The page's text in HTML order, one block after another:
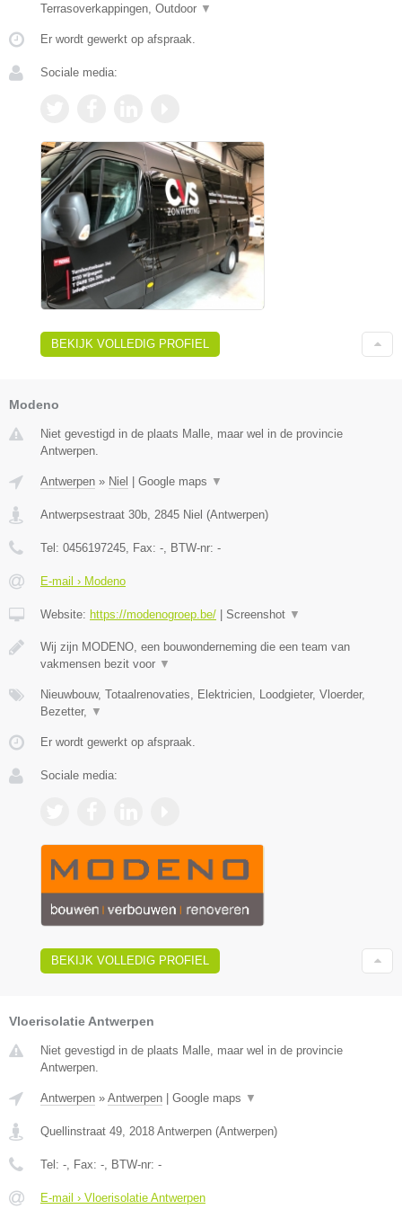
Terrasoverkappingen, Outdoor ▼
Er wordt gewerkt op afspraak.
Sociale media:
BEKIJK VOLLEDIG PROFIEL
Modeno
Niet gevestigd in de plaats Malle, maar wel in de provincie
Antwerpen.
Antwerpen » Niel Google maps ▼
Antwerpsestraat 30b 2845 Niel (Antwerpen)
Tel: 0456197245 , Fax: - , BTW-nr: -
E-mail › Modeno
Website: https://modenogroep.be/ Screenshot ▼
Wij zijn MODENO, een bouwonderneming die een team van
vakmensen bezit voor ▼
Nieuwbouw, Totaalrenovaties, Elektricien, Loodgieter, Vloerder,
Bezetter,
▼
Er wordt gewerkt op afspraak.
Sociale media:
BEKIJK VOLLEDIG PROFIEL
Vloerisolatie Antwerpen
Niet gevestigd in de plaats Malle, maar wel in de provincie
Antwerpen.
Antwerpen » Antwerpen Google maps ▼
Quellinstraat 49, 2018 Antwerpen (Antwerpen)
Tel: -, Fax: -, BTW-nr: -
E-mail › Vloerisolatie Antwerpen